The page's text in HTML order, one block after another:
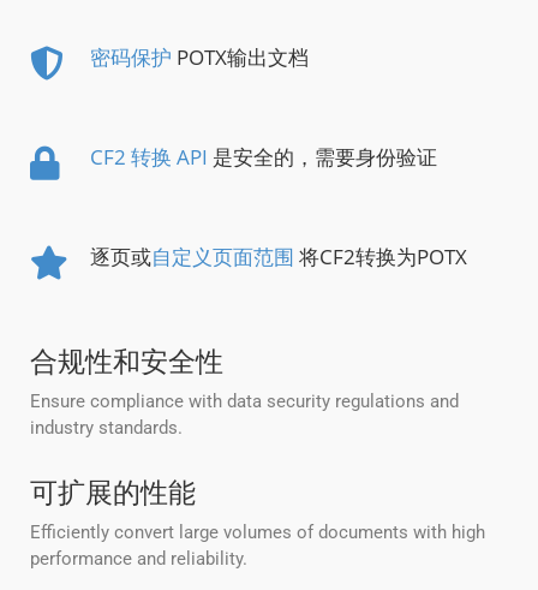
密码保护 POTX输出文档
CF2 转换 API 是安全的，需要身份验证
逐页或自定义页面范围 将CF2转换为POTX
合规性和安全性
Ensure compliance with data security regulations and
industry standards.
可扩展的性能
Efficiently convert large volumes of documents with high
performance and reliability.